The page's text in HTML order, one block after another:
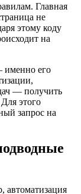
Главная
не
этому коду
на
именно его
— получить
этого
запрос на
автоматизация